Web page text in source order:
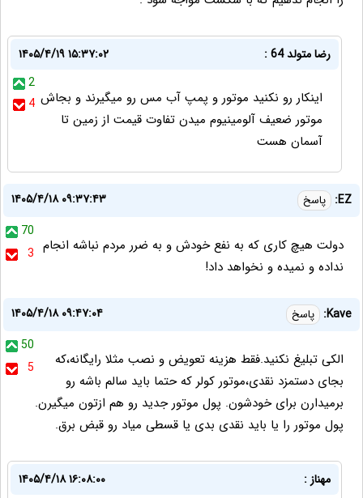
رضا متولد 64 :
۱۴۰۵/۴/۱۹ ۱۵:۳۷:۰۲
2
4 اینکار رو نکنید موتور و پمپ آب مس رو میگیرند و بجاش
موتور ضعیف آلومینیوم میدن تفاوت قیمت از زمین تا
آسمان هست
EZ: پاسخ
۱۴۰۵/۴/۱۸ ۰۹:۳۷:۴۳
70
3 دولت هیچ کاری که به نفع خودش و به ضرر مردم نباشه انجام
نداده و نمیده و نخواهد داد!
Kave: پاسخ
۱۴۰۵/۴/۱۸ ۰۹:۴۷:۰۴
50
5
الکی تبلیغ نکنید.فقط هزینه تعویض و نصب مثلا رایگانه،که
بجای دستمزد نقدی،موتور کولر که حتما باید سالم باشه رو
برمیدارن برای خودشون. پول موتور جدید رو هم ازتون میگیرن.
پول موتور را یا باید نقدی بدی یا قسطی میاد رو قبض برق.
مهناز :
۱۴۰۵/۴/۱۸ ۱۶:۰۸:۰۰